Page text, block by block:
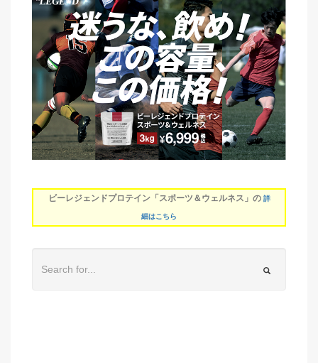
ビーレジェンドプロテイン「スポーツ＆ウェルネス」の 詳
細はこちら